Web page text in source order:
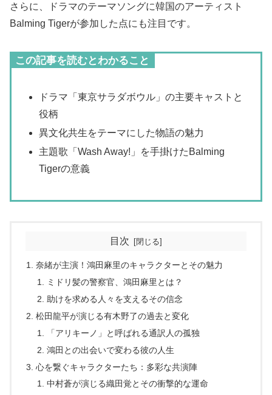
さらに、ドラマのテーマソングに韓国のアーティスト
Balming Tigerが参加した点にも注目です。
この記事を読むとわかること
ドラマ「東京サラダボウル」の主要キャストと
役柄
異文化共生をテーマにした物語の魅力
主題歌「Wash Away!」を手掛けたBalming
Tigerの意義
目次
奈緒が主演！鴻田麻里のキャラクターとその魅力
ミドリ髪の警察官、鴻田麻里とは？
助けを求める人々を支えるその信念
松田龍平が演じる有木野了の過去と変化
「アリキーノ」と呼ばれる通訳人の孤独
鴻田との出会いで変わる彼の人生
心を繋ぐキャラクターたち：多彩な共演陣
中村蒼が演じる織田覚とその衝撃的な運命